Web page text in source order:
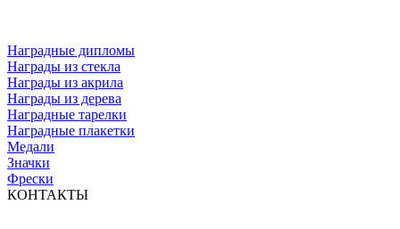
Наградные дипломы
Награды из стекла
Награды из акрила
Награды из дерева
Наградные тарелки
Наградные плакетки
Медали
Значки
Фрески
КОНТАКТЫ